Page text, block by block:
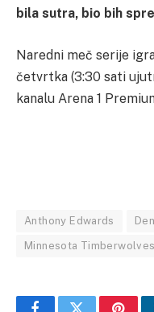
bila sutra, bio bih
Naredni meč serije
četvrtka (3:30 sati
kanalu Arena 1
Anthony Edwards
Minnesota Timberwolves